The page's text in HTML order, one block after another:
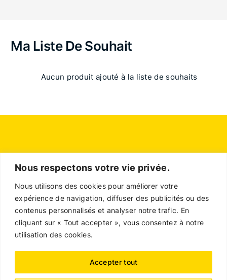
Nous respectons votre vie privée.
Nous utilisons des cookies pour améliorer votre
expérience de navigation, diffuser des publicités ou des
contenus personnalisés et analyser notre trafic. En
cliquant sur « Tout accepter », vous consentez à notre
utilisation des cookies.
Accepter tout
Ma Liste De Souhait
Aucun produit ajouté à la liste de souhaits
Politique en matière de remboursements et de